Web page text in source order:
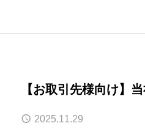
【お取引先様向け】
2025.11.29